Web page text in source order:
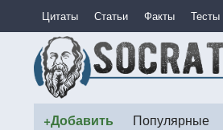
Цитаты Статьи Факты Тесты
+Добавить Популярные